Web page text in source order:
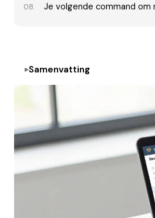
Samenvatting
Je volgende command om